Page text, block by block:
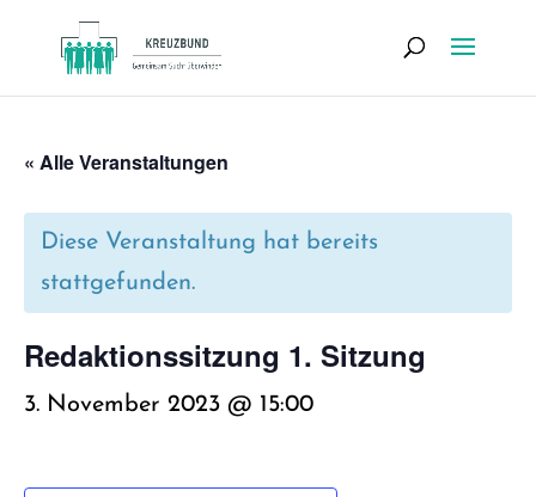
« Alle Veranstaltungen
Diese Veranstaltung hat bereits
stattgefunden.
Redak­ti­ons­sit­zung 1. Sit­zung
3. November 2023 @ 15:00